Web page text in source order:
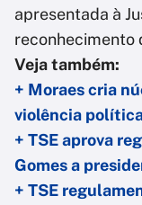
apresentada à
reconhecimento
Veja também:
+ Moraes cria
violência
+ TSE aprova
Gomes a
+ TSE